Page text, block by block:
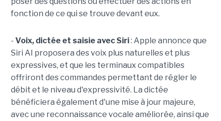
fonction de ce qui se trouve devant eux.
- Voix, dictée et saisie avec Siri: Apple annonce que
Siri AI proposera des voix plus naturelles et plus
expressives, et que les terminaux compatibles
offriront des commandes permettant de régler le
débit et le niveau d'expressivité. La dictée
bénéficiera également d'une mise à jour majeure,
avec une reconnaissance vocale améliorée, ainsi que